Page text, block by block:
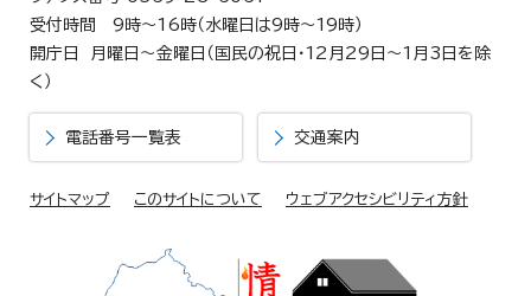
受付時間 9時～16時（水曜日は9時～19時）
開庁日 月曜日～金曜日（国民の祝日・12月29日～1月3日を除
く）
電話番号一覧表 交通案内
サイトマップ このサイトについて ウェブアクセシビリティ方針